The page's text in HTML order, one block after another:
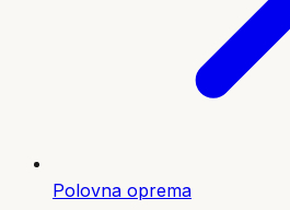
Polovna oprema